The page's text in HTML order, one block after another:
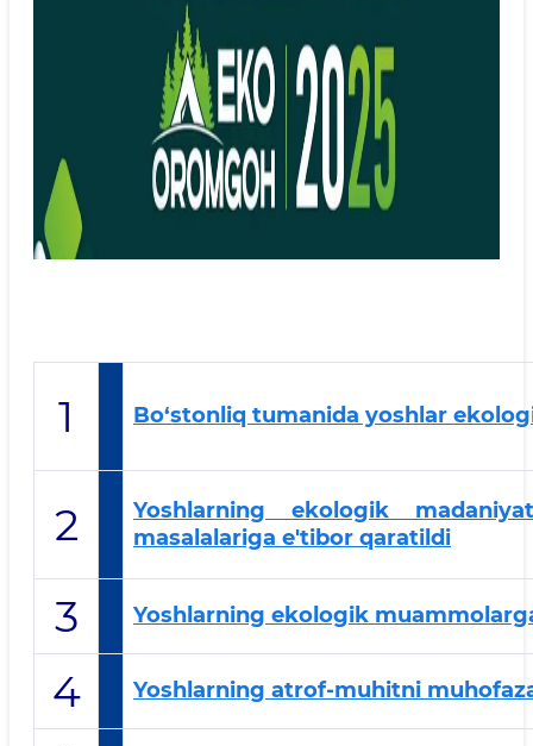
1 Bo‘stonliq tumanida yoshlar
2
Yoshlarning ekologik
masalalariga e'tibor qaratildi
3 Yoshlarning ekologik
4 Yoshlarning atrof-muhitni